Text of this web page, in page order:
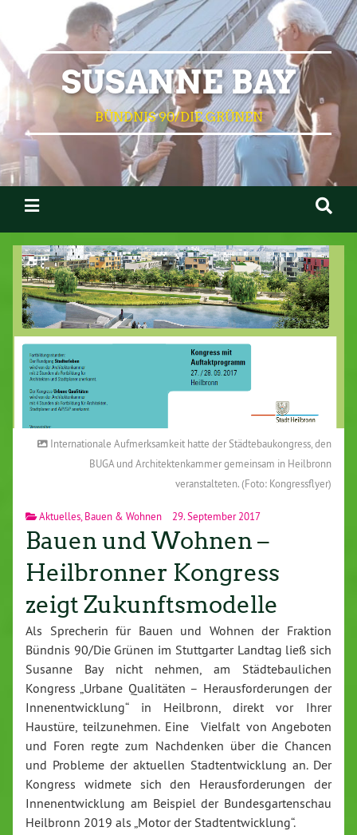
SUSANNE BAY
BÜNDNIS 90/DIE GRÜNEN
Internationale Aufmerksamkeit hatte der Städtebaukongress, den
BUGA und Architektenkammer gemeinsam in Heilbronn
veranstalteten. (Foto: Kongressflyer)
Aktuelles Bauen & Wohnen 29. September 2017
Bauen und Wohnen –
Heilbronner Kongress
zeigt Zukunftsmodelle
Als Sprecherin für Bauen und Wohnen der Fraktion
Bündnis 90/Die Grünen im Stuttgarter Landtag ließ sich
Susanne Bay nicht nehmen, am Städtebaulichen
Kongress „Urbane Qualitäten – Herausforderungen der
Innenentwicklung“ in Heilbronn, direkt vor Ihrer
Haustüre, teilzunehmen. Eine Vielfalt von Angeboten
und Foren regte zum Nachdenken über die Chancen
und Probleme der aktuellen Stadtentwicklung an. Der
Kongress widmete sich den Herausforderungen der
Innenentwicklung am Beispiel der Bundesgartenschau
Heilbronn 2019 als „Motor der Stadtentwicklung“.